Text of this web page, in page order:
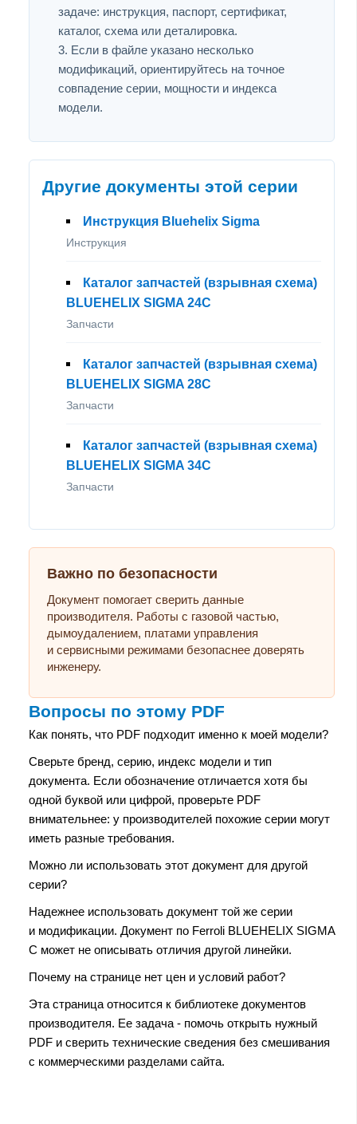
задаче: инструкция, паспорт, сертификат,
каталог, схема или деталировка.
Если в файле указано несколько
модификаций, ориентируйтесь на точное
совпадение серии, мощности и индекса
модели.
Другие документы этой серии
Инструкция Bluehelix Sigma
Инструкция
Каталог запчастей (взрывная схема)
BLUEHELIX SIGMA 24C
Запчасти
Каталог запчастей (взрывная схема)
BLUEHELIX SIGMA 28C
Запчасти
Каталог запчастей (взрывная схема)
BLUEHELIX SIGMA 34C
Запчасти
Важно по безопасности
Документ помогает сверить данные
производителя. Работы с газовой частью,
дымоудалением, платами управления
и сервисными режимами безопаснее доверять
инженеру.
Вопросы по этому PDF
Как понять, что PDF подходит именно к моей модели?
Сверьте бренд, серию, индекс модели и тип
документа. Если обозначение отличается хотя бы
одной буквой или цифрой, проверьте PDF
внимательнее: у производителей похожие серии могут
иметь разные требования.
Можно ли использовать этот документ для другой
серии?
Надежнее использовать документ той же серии
и модификации. Документ по Ferroli BLUEHELIX SIGMA
C может не описывать отличия другой линейки.
Почему на странице нет цен и условий работ?
Эта страница относится к библиотеке документов
производителя. Ее задача - помочь открыть нужный
PDF и сверить технические сведения без смешивания
с коммерческими разделами сайта.